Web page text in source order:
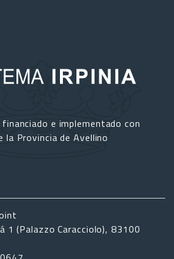
e implementado con
la Provincia de Avellino
1 (Palazzo Caracciolo), 83100